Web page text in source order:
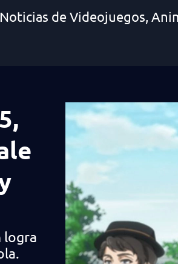
de Videojuegos,
logra